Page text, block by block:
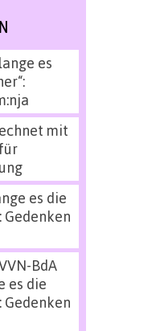
es
mit
es die
BdA
es die